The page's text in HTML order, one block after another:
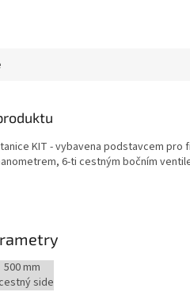
KIT - vybavena podstavcem pro
6-ti cestným bočním
500 mm
side